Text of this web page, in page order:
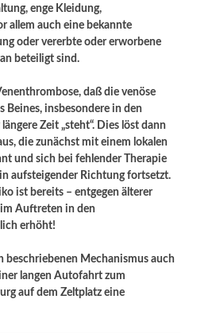
enge Kleidung,
allem auch eine bekannte
oder vererbte oder erworbene
beteiligt sind.
daß die venöse
Beines, insbesondere in den
Zeit „steht“. Dies löst dann
die zunächst mit einem lokalen
und sich bei fehlender Therapie
aufsteigender Richtung fortsetzt.
ist bereits – entgegen älterer
Auftreten in den
erhöht!
beschriebenen Mechanismus auch
langen Autofahrt zum
auf dem Zeltplatz eine